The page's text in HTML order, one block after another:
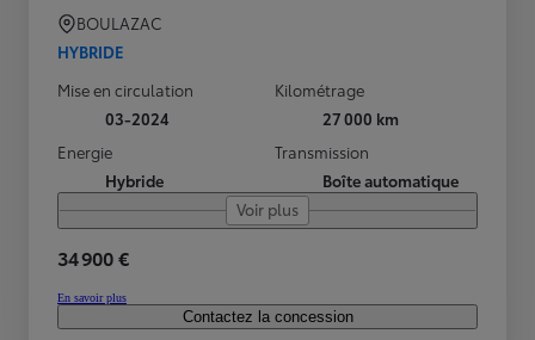
BOULAZAC
HYBRIDE
Mise en circulation
03-2024
Kilométrage
27 000 km
Energie
Hybride
Transmission
Boîte automatique
Voir plus
34 900 €
En savoir plus
Contactez la concession